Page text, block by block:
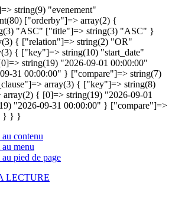
string(9) "evenement"
["orderby"]=> array(2) {
"ASC" ["title"]=> string(3) "ASC" }
{ ["relation"]=> string(2) "OR"
{ ["key"]=> string(10) "start_date"
string(19) "2026-09-01 00:00:00"
31 00:00:00" } ["compare"]=> string(7)
array(3) { ["key"]=> string(8)
{ [0]=> string(19) "2026-09-01
"2026-09-31 00:00:00" } ["compare"]=>
} } }
contenu
menu
pied de page
LECTURE